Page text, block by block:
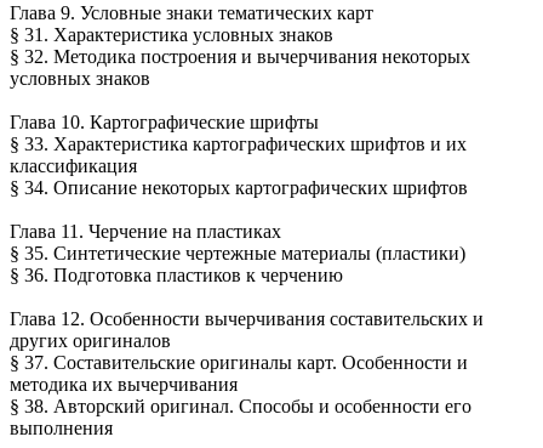
Глава 9. Условные знаки тематических карт
§ 31. Характеристика условных знаков
§ 32. Методика построения и вычерчивания некоторых
условных знаков
Глава 10. Картографические шрифты
§ 33. Характеристика картографических шрифтов и их
классификация
§ 34. Описание некоторых картографических шрифтов
Глава 11. Черчение на пластиках
§ 35. Синтетические чертежные материалы (пластики)
§ 36. Подготовка пластиков к черчению
Глава 12. Особенности вычерчивания составительских и
других оригиналов
§ 37. Составительские оригиналы карт. Особенности и
методика их вычерчивания
§ 38. Авторский оригинал. Способы и особенности его
выполнения